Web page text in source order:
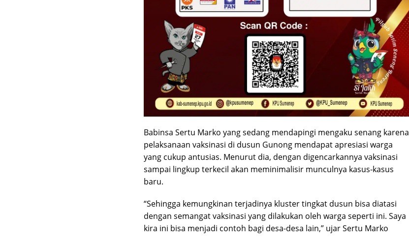
Babinsa Sertu Marko yang sedang mendapingi mengaku senang karena
pelaksanaan vaksinasi di dusun Gunong mendapat apresiasi warga
yang cukup antusias. Menurut dia, dengan digencarkannya vaksinasi
sampai lingkup terkecil akan meminimalisir munculnya kasus-kasus
baru.
“Sehingga kemungkinan terjadinya kluster tingkat dusun bisa diatasi
dengan semangat vaksinasi yang dilakukan oleh warga seperti ini. Saya
kira ini bisa menjadi contoh bagi desa-desa lain,” ujar Sertu Marko